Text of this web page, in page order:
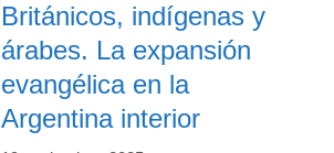
Británicos, indígenas y
árabes. La expansión
evangélica en la
Argentina interior